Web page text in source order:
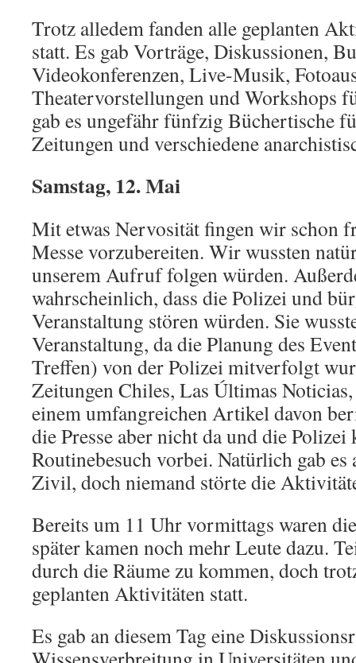
Trotz alledem fanden alle geplanten
statt. Es gab Vorträge, Diskussionen,
Videokonferenzen, Live-Musik,
Theatervorstellungen und Workshops
gab es ungefähr fünfzig Büchertische
Zeitungen und verschiedene
Samstag, 12. Mai
Mit etwas Nervosität fingen wir schon
Messe vorzubereiten. Wir wussten
unserem Aufruf folgen würden.
wahrscheinlich, dass die Polizei und
Veranstaltung stören würden. Sie
Veranstaltung, da die Planung des
Treffen) von der Polizei mitverfolgt
Zeitungen Chiles, Las Últimas
einem umfangreichen Artikel davon
die Presse aber nicht da und die
Routinebesuch vorbei. Natürlich gab
Zivil, doch niemand störte die
Bereits um 11 Uhr vormittags waren
später kamen noch mehr Leute dazu.
durch die Räume zu kommen, doch
geplanten Aktivitäten statt.
Es gab an diesem Tag eine